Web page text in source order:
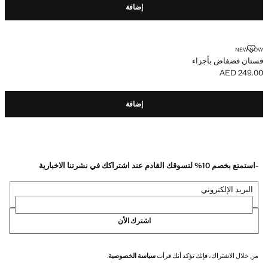
إضافة
NEW NOW
فستان فضفاض بأجزاء
فستان فضفاض بأجزاء
السعر الحالي [AED 249.00 ]
AED 249.00
إضافة
-استمتع بخصم 10% لتسوقك القادم عند اشتراكك في نشرتنا الاخبارية
البريد الإلكتروني
اشترك الأن
من خلال الاشتراك، فإنك تؤكد أنك قرأتسياسة الخصوصية.